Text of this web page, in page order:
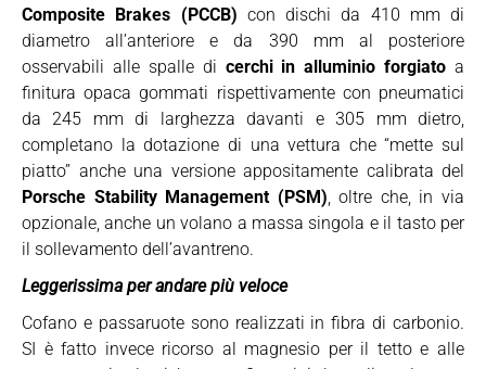
Composite Brakes (PCCB) con dischi da 410 mm di
diametro all’anteriore e da 390 mm al posteriore
osservabili alle spalle di cerchi in alluminio forgiato a
finitura opaca gommati rispettivamente con pneumatici
da 245 mm di larghezza davanti e 305 mm dietro,
completano la dotazione di una vettura che “mette sul
piatto” anche una versione appositamente calibrata del
Porsche Stability Management (PSM), oltre che, in via
opzionale, anche un volano a massa singola e il tasto per
il sollevamento dell’avantreno.
Leggerissima per andare più veloce
Cofano e passaruote sono realizzati in fibra di carbonio.
SI è fatto invece ricorso al magnesio per il tetto e alle